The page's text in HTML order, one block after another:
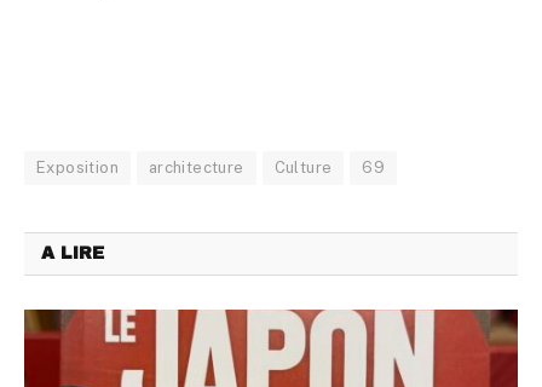
Exposition architecture Culture 69
A LIRE